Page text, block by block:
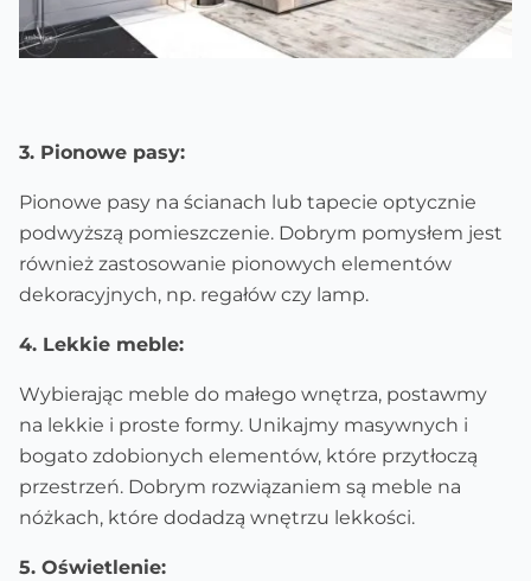
3. Pionowe pasy:
Pionowe pasy na ścianach lub tapecie optycznie
podwyższą pomieszczenie. Dobrym pomysłem jest
również zastosowanie pionowych elementów
dekoracyjnych, np. regałów czy lamp.
4. Lekkie meble:
Wybierając meble do małego wnętrza, postawmy
na lekkie i proste formy. Unikajmy masywnych i
bogato zdobionych elementów, które przytłoczą
przestrzeń. Dobrym rozwiązaniem są meble na
nóżkach, które dodadzą wnętrzu lekkości.
5. Oświetlenie: